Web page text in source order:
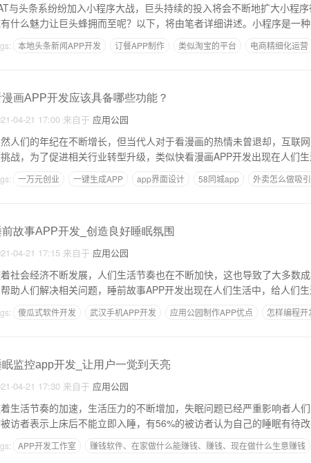
与头条系纷纷加入小程序大战，巨头持续的投入将会不断地扩大小程
什么魅力让巨头蜂拥而至呢？以下，将由笔者详细讲述。小程序是一
本地头条新闻APP开发 订餐APP制作 类似淘宝的平台 电商精细化运营
漫画APP开发应该具备哪些功能？
04-21 17:00 来自于 应用公园
人们的年纪在不断增长，但当代人对于看漫画的热情未曾退却，互联
战，为了促进相关行业转型升级，类似快看漫画APP开发出现在人们
一万元创业 一键生成APP app界面设计 58同城app 外卖怎么做吸
前故事APP开发_创造良好睡眠氛围
04-21 17:15 来自于 应用公园
社会经济不断发展，人们生活节奏也在不断加快，这也导致了大多数
助人们解决相关问题，睡前故事APP开发出现在人们生活中，给人们
傻瓜式软件开发 武汉手机APP开发 应用公园制作APP优点 怎样编程开
眠监控app开发_让用户一觉到天亮
04-21 17:30 来自于 应用公园
生活节奏的加速，生活压力的不断增加，失眠问题已经严重影响者人
访者表示上床后不能立即入睡，有56%的被访者认为自己的睡眠有待
APP开发工作室 赚钱软件、在家做什么能赚钱、赚钱、现在做什么生意赚钱